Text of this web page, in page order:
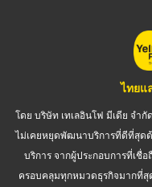
ไทยแ
โดย บริษัท เทเลอินโฟ มีเดีย จำ
ไม่เคยหยุดพัฒนาบริการที่ดีที่สุด
บริการ จากผู้ประกอบการที่เชื่
ครอบคลุมทุกหมวดธุรกิจมากที่สุ